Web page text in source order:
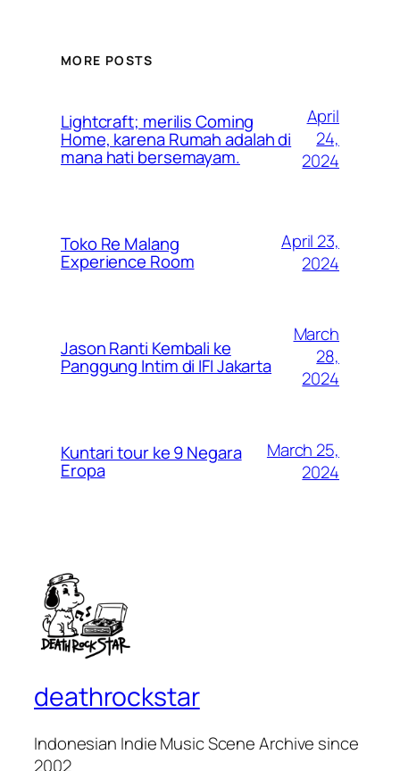
MORE POSTS
Lightcraft; merilis Coming
Home, karena Rumah adalah di
mana hati bersemayam.
April
24,
2024
Toko Re Malang
Experience Room
April 23,
2024
Jason Ranti Kembali ke
Panggung Intim di IFI Jakarta
March
28,
2024
Kuntari tour ke 9 Negara
Eropa
March 25,
2024
deathrockstar
Indonesian Indie Music Scene Archive since
2002